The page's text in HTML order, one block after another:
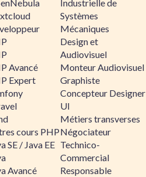
Avancé
Expert
cours PHP
SE / Java EE
Avancé
Industrielle de
Systèmes
Mécaniques
Design et
Audiovisuel
Monteur Audiovisuel
Graphiste
Concepteur Designer
UI
Métiers transverses
Négociateur
Technico-
Commercial
Responsable